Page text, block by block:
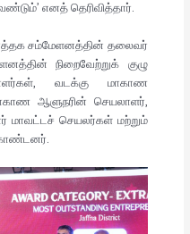
எனத் தெரிவித்தார்.
சம்மேளனத்தின் தலைவர்
நிறைவேற்றுக் குழு
வடக்கு மாகாண
ஆளுநரின் செயலாளர்,
மாவட்டச் செயலர்கள் மற்றும்